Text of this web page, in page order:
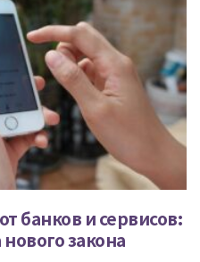
банков и сервисов:
закона